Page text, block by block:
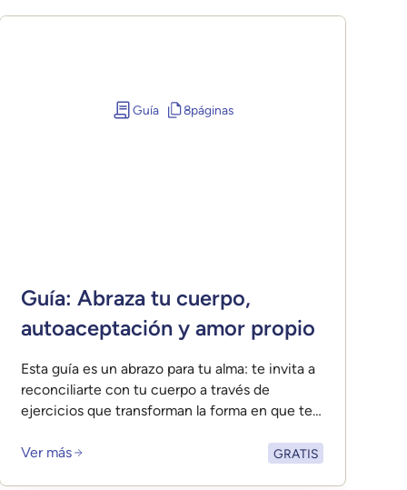
Guía 8páginas
Guía: Abraza tu cuerpo,
autoaceptación y amor propio
Esta guía es un abrazo para tu alma: te invita a
reconciliarte con tu cuerpo a través de
ejercicios que transforman la forma en que te
Ver más
GRATIS